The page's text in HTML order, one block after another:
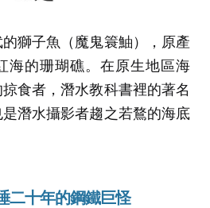
獅子魚（魔鬼簑鮋），原產
的珊瑚礁。在原生地區海
食者，潛水教科書裡的著名
潛水攝影者趨之若鶩的海底
二十年的鋼鐵巨怪